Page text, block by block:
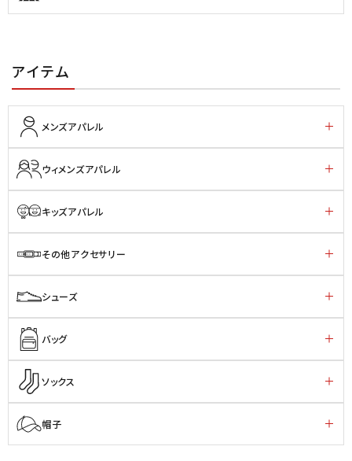
アイテム
メンズアパレル
ウィメンズアパレル
キッズアパレル
その他アクセサリー
シューズ
バッグ
ソックス
帽子